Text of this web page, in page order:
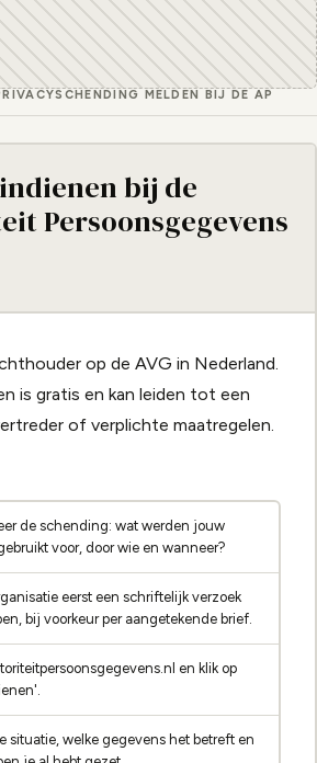
MELDEN BIJ DE AP
bij de
Persoonsgegevens
op de AVG in Nederland.
is gratis en kan leiden tot een
of verplichte maatregelen.
de schending: wat werden jouw
voor, door wie en wanneer?
eerst een schriftelijk verzoek
bij voorkeur per aangetekende brief.
en klik op
situatie, welke gegevens het betreft en